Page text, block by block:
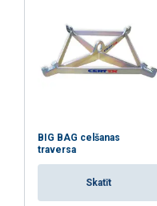
BIG BAG celšanas
traversa
Skatīt